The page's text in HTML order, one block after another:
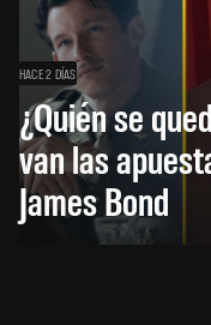
HACE 2 DÍAS
¿Quién se
van las
James Bond